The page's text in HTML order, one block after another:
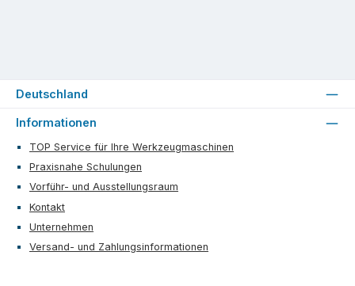
Informationen
TOP Service für Ihre Werkzeugmaschinen
Praxisnahe Schulungen
Vorführ- und Ausstellungsraum
Kontakt
Unternehmen
Versand- und Zahlungsinformationen
Deutschland